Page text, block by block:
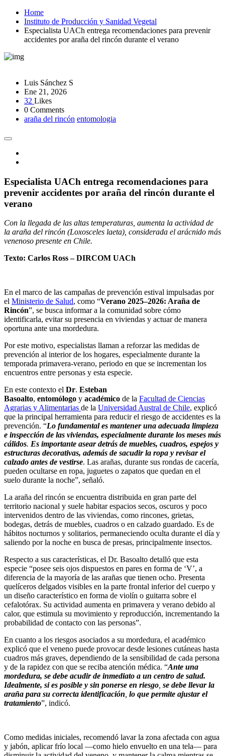
Home
Instituto de Producción y Sanidad Vegetal
Especialista UACh entrega recomendaciones para prevenir
accidentes por araña del rincón durante el verano
Luis Sánchez S
Ene 21, 2026
32 Likes
0 Comments
araña del rincón entomologia
Especialista UACh entrega recomendaciones para
prevenir accidentes por araña del rincón durante el
verano
Con la llegada de las altas temperaturas, aumenta la actividad de
la araña del rincón (Loxosceles laeta), considerada el arácnido más
venenoso presente en Chile.
Texto: Carlos Ross – DIRCOM UACh
En el marco de las campañas de prevención estival impulsadas por
el Ministerio de Salud, como “Verano 2025–2026: Araña de
Rincón”, se busca informar a la comunidad sobre cómo
identificarla, evitar su presencia en viviendas y actuar de manera
oportuna ante una mordedura.
Por este motivo, especialistas llaman a reforzar las medidas de
prevención al interior de los hogares, especialmente durante la
temporada primavera-verano, periodo en que se incrementan los
encuentros entre personas y esta especie.
En este contexto el Dr. Esteban
Basoalto, entomólogo y académico de la Facultad de Ciencias
Agrarias y Alimentarias de la Universidad Austral de Chile, explicó
que la principal herramienta para reducir el riesgo de accidentes es la
prevención. “Lo fundamental es mantener una adecuada limpieza
e inspección de las viviendas, especialmente durante los meses más
cálidos. Es importante asear detrás de muebles, cuadros, espejos y
estructuras decorativas, además de sacudir la ropa y revisar el
calzado antes de vestirse. Las arañas, durante sus rondas de cacería,
pueden ocultarse en ropa, juguetes o zapatos que quedan en el
suelo durante la noche”, señaló.
La araña del rincón se encuentra distribuida en gran parte del
territorio nacional y suele habitar espacios secos, oscuros y poco
intervenidos dentro de las viviendas, como rincones, grietas,
bodegas, detrás de muebles, cuadros o en calzado guardado. Es de
hábitos nocturnos y solitarios, permaneciendo oculta durante el día y
saliendo por la noche en busca de presas, principalmente insectos.
Respecto a sus características, el Dr. Basoalto detalló que esta
especie “posee seis ojos dispuestos en pares en forma de ‘V’, a
diferencia de la mayoría de las arañas que tienen ocho. Presenta
quelíceros delgados visibles en la parte frontal inferior del cuerpo y
un diseño característico en forma de violín o guitarra sobre el
cefalotórax. Su actividad aumenta en primavera y verano debido al
calor, que estimula su movimiento y reproducción, incrementando la
probabilidad de contacto con las personas”.
En cuanto a los riesgos asociados a su mordedura, el académico
explicó que el veneno puede provocar desde lesiones cutáneas hasta
cuadros más graves, dependiendo de la sensibilidad de cada persona
y de la rapidez con que se reciba atención médica. “Ante una
mordedura, se debe acudir de inmediato a un centro de salud.
Idealmente, si es posible y sin ponerse en riesgo, se debe llevar la
araña para su correcta identificación, lo que permite ajustar el
tratamiento”, indicó.
Como medidas iniciales, recomendó lavar la zona afectada con agua
y jabón, aplicar frío local —como hielo envuelto en una tela— para